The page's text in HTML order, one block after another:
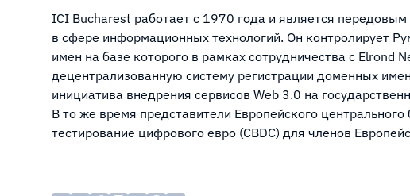
ICI Bucharest работает с 1970 года и является
в сфере информационных технологий. Он контролирует
имен на базе которого в рамках сотрудничества с Elrond
децентрализованную систему регистрации доменных
инициатива внедрения сервисов Web 3.0 на
В то же время представители Европейского
тестирование цифрового евро (CBDC) для членов